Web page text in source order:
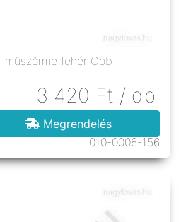
fehér Cob
3 420 Ft / db
Megrendelés
010-0006-156